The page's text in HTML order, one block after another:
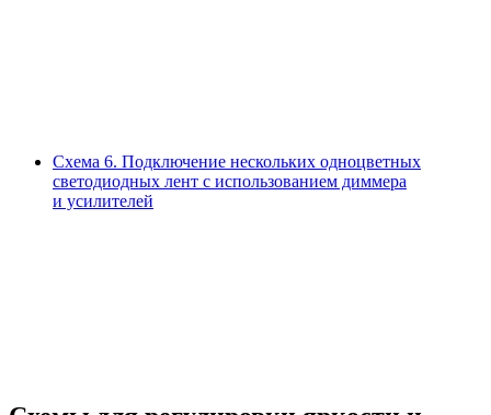
Схема 6. Подключение нескольких одноцветных
светодиодных лент с использованием диммера
и усилителей